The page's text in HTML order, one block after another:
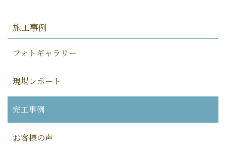
施工事例
フォトギャラリー
現場レポート
完工事例
お客様の声